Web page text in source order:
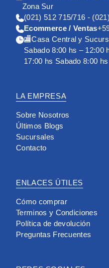
Zona Sur
(021) 512 715/716 -
Ecommerce / Ventas
🏬Casa Central y
Sabado 8:00 hs – 12:00
17:00 hs Sabado 8:00
LA EMPRESA
Sobre Nosotros
Últimos Blogs
Sucursales
Contacto
ENLACES ÚTILES
Cómo comprar
Terminos y Condiciones
Política de devolución
Preguntas Frecuentes